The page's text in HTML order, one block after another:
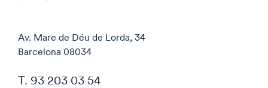
Av. Mare de Déu de Lorda, 34
Barcelona 08034
T. 93 203 03 54